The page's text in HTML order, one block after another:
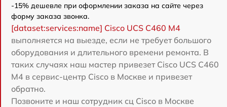
-15% дешевле при оформлении заказа на сайте через
форму заказа звонка.
[dataset:services:name] Cisco UCS C460 M4
выполняется на выезде, если не требует большого
оборудования и длительного времени ремонта. В
таких случаях наш мастер привезет Cisco UCS C460
M4 в сервис-центр Cisco в Москве и привезет
обратно.
Позвоните и наш сотрудник сц Cisco в Москве